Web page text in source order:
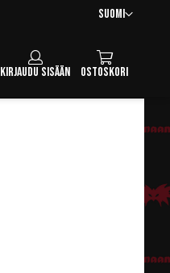
Kieli
Suomi
Ostoskori
Kirjaudu sisään